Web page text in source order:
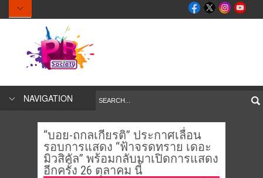
NAVIGATION
“บอย-ถกลเกียรติ” ประกาศเลื่อน
รอบการแสดง “ฟ้าจรดทราย เดอะ
มิวสิคัล” พร้อมกลับมาเปิดการแสดง
อีกครั้ง 26 ตุลาคม นี้